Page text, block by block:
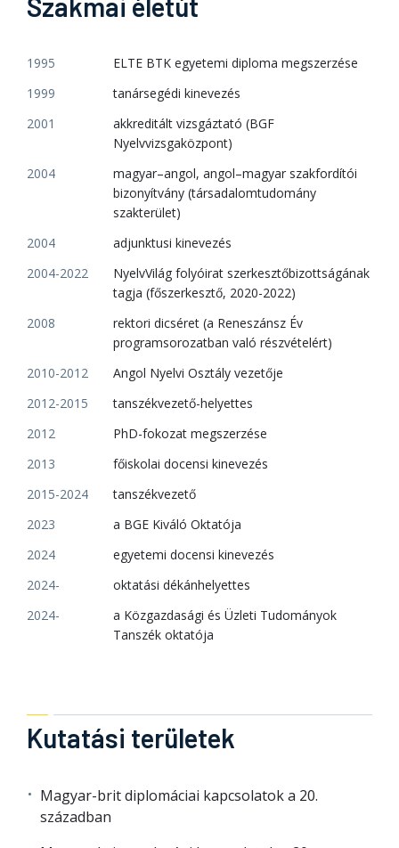
1995
ELTE BTK egyetemi diploma megszerzése
1999
tanársegédi kinevezés
2001
akkreditált vizsgáztató (BGF
Nyelvvizsgaközpont)
2004
magyar–angol, angol–magyar szakfordítói
bizonyítvány (társadalomtudomány
szakterület)
2004
adjunktusi kinevezés
2004-2022
NyelvVilág folyóirat szerkesztőbizottságának
tagja (főszerkesztő, 2020-2022)
2008
rektori dicséret (a Reneszánsz Év
programsorozatban való részvételért)
2010-2012
Angol Nyelvi Osztály vezetője
2012-2015
tanszékvezető-helyettes
2012
PhD-fokozat megszerzése
2013
főiskolai docensi kinevezés
2015-2024
tanszékvezető
2023
a BGE Kiváló Oktatója
2024
egyetemi docensi kinevezés
2024-
oktatási dékánhelyettes
2024-
a Közgazdasági és Üzleti Tudományok
Tanszék oktatója
Kutatási területek
Magyar-brit diplomáciai kapcsolatok a 20.
században